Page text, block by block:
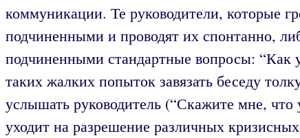
коммуникации. Те руководители, которые
подчиненными и проводят их спонтанно,
подчиненными стандартные вопросы: “Как
таких жалких попыток завязать беседу
услышать руководитель (“Скажите мне,
уходит на разрешение различных